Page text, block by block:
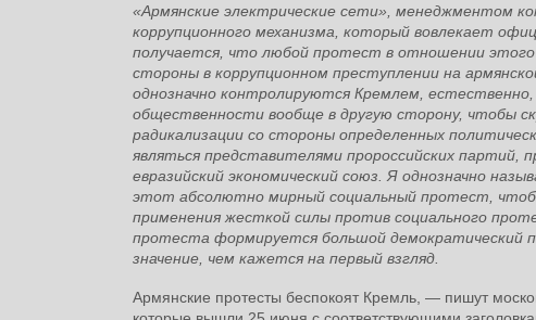
«Армянские электрические сети», менеджментом
коррупционного механизма, который вовлекает
получается, что любой протест в отношении этого
стороны в коррупционном преступлении на
однозначно контролируются Кремлем,
общественности вообще в другую сторону, чтобы
радикализации со стороны определенных
являться представителями пророссийских партий,
евразийский экономический союз. Я однозначно
этот абсолютно мирный социальный протест,
применения жесткой силы против социального
протеста формируется большой демократический
значение, чем кажется на первый взгляд.
Армянские протесты беспокоят Кремль, — пишут